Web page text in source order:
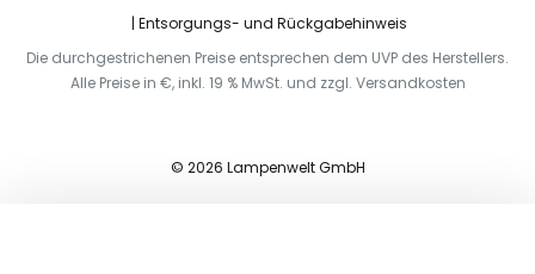
Entsorgungs- und Rückgabehinweis
Die durchgestrichenen Preise entsprechen dem UVP des Herstellers.
Alle Preise in €, inkl. 19 % MwSt. und zzgl. Versandkosten
© 2026 Lampenwelt GmbH